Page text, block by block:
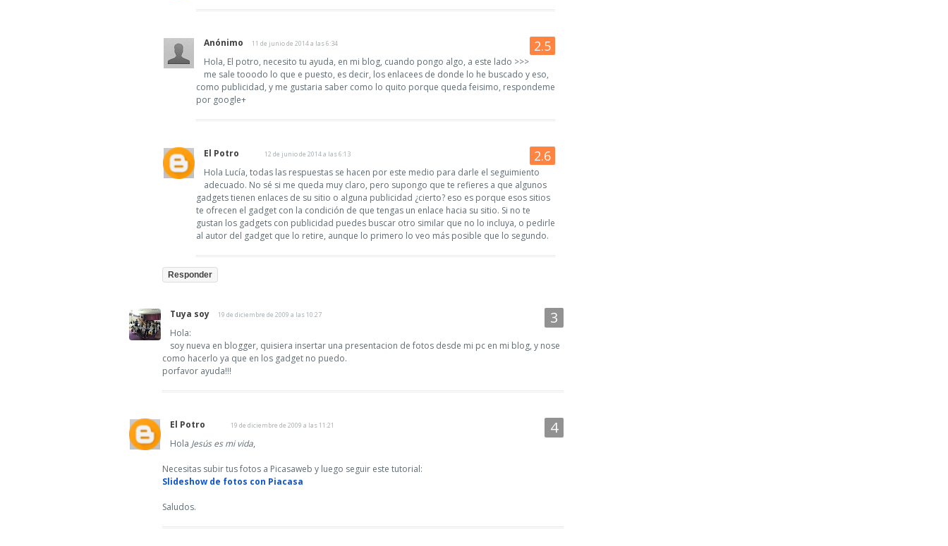
Anónimo 11 de junio de 2014 a las 6:34
Hola, El potro, necesito tu ayuda, en mi blog, cuando pongo algo, a este lado >>>
me sale tooodo lo que e puesto, es decir, los enlacees de donde lo he buscado y eso,
como publicidad, y me gustaria saber como lo quito porque queda feisimo, respondeme
por google+
El Potro 12 de junio de 2014 a las 6:13
Hola Lucía, todas las respuestas se hacen por este medio para darle el seguimiento
adecuado. No sé si me queda muy claro, pero supongo que te refieres a que algunos
gadgets tienen enlaces de su sitio o alguna publicidad ¿cierto? eso es porque esos sitios
te ofrecen el gadget con la condición de que tengas un enlace hacia su sitio. Si no te
gustan los gadgets con publicidad puedes buscar otro similar que no lo incluya, o pedirle
al autor del gadget que lo retire, aunque lo primero lo veo más posible que lo segundo.
Responder
Tuya soy 19 de diciembre de 2009 a las 10:27
Hola:
soy nueva en blogger, quisiera insertar una presentacion de fotos desde mi pc en mi blog, y nose
como hacerlo ya que en los gadget no puedo.
porfavor ayuda!!!
El Potro 19 de diciembre de 2009 a las 11:21
Hola Jesús es mi vida,
Necesitas subir tus fotos a Picasaweb y luego seguir este tutorial:
Slideshow de fotos con Piacasa
Saludos.